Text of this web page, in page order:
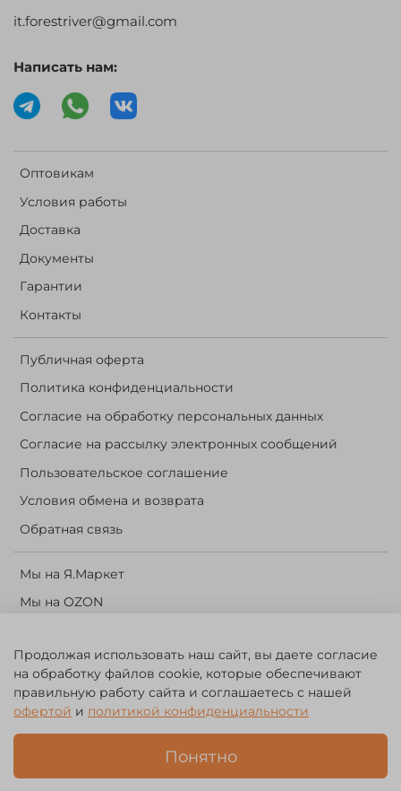
Оптовикам
Условия работы
Доставка
Документы
Гарантии
Контакты
Публичная оферта
Политика конфиденциальности
Согласие на обработку персональных данных
Согласие на рассылку электронных сообщений
Пользовательское соглашение
Условия обмена и возврата
Обратная связь
Мы на Я.Маркет
Мы на OZON
Корзина
it.forestriver@gmail.com
Написать нам:
©️ 2014 - 2024 Forest River. Рыболовный интернет-магазин.
зн. № 756494
БИЗНЕС
Продолжая использовать наш сайт, вы даете согласие
на обработку файлов cookie, которые обеспечивают
правильную работу сайта и соглашаетесь с нашей
офертой и политикой конфиденциальности
Понятно